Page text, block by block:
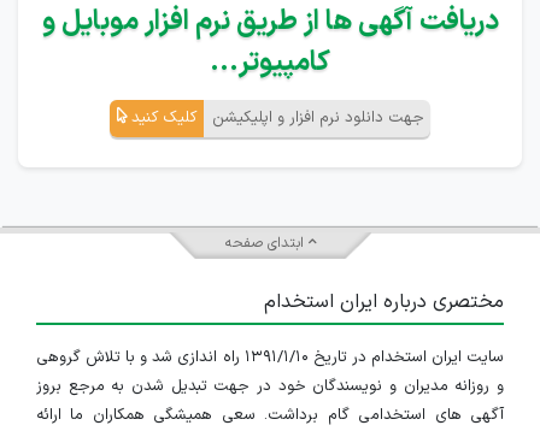
دریافت آگهی ها از طریق نرم افزار موبایل و
کامپیوتر...
جهت دانلود نرم افزار و اپلیکیشن کلیک کنید
ابتدای صفحه
مختصری درباره ایران استخدام
سایت ایران استخدام در تاریخ ۱۳۹۱/۱/۱۰ راه اندازی شد و با تلاش گروهی
و روزانه مدیران و نویسندگان خود در جهت تبدیل شدن به مرجع بروز
آگهی های استخدامی گام برداشت. سعی همیشگی همکاران ما ارائه